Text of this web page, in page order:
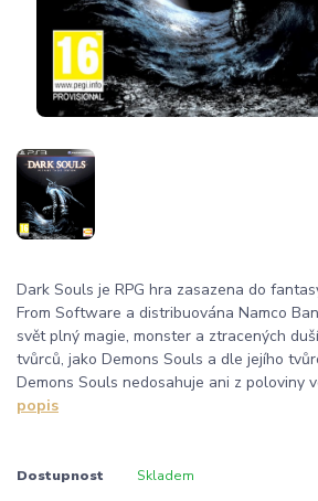
Dark Souls je RPG hra zasazena do
From Software a distribuována Namco
svět plný magie, monster a ztracených
tvůrců, jako Demons Souls a dle jejího
Demons Souls nedosahuje ani z poloviny
popis
Dostupnost Skladem